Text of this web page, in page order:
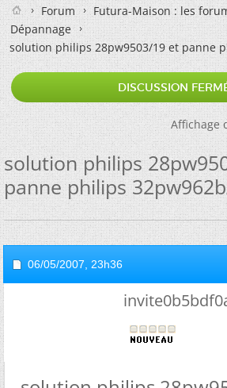
Forum
Futura-Maison : les
Dépannage
solution philips 28pw9503/19 et panne
DISCUSSION
Affichage
solution philips
panne philips
06/05/2007, 23h36